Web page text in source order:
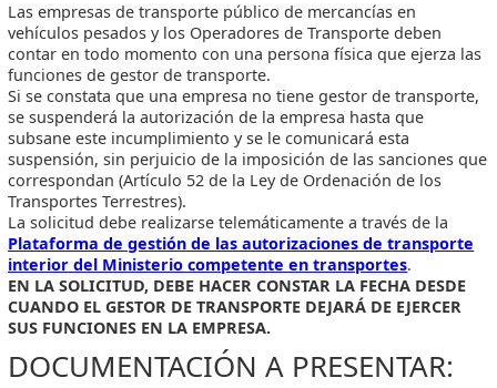
Las empresas de transporte público de mercancías en
vehículos pesados y los Operadores de Transporte deben
contar en todo momento con una persona física que ejerza las
funciones de gestor de transporte.
Si se constata que una empresa no tiene gestor de transporte,
se suspenderá la autorización de la empresa hasta que
subsane este incumplimiento y se le comunicará esta
suspensión, sin perjuicio de la imposición de las sanciones que
correspondan (Artículo 52 de la Ley de Ordenación de los
Transportes Terrestres).
La solicitud debe realizarse telemáticamente a través de la
Plataforma de gestión de las autorizaciones de transporte
interior del Ministerio competente en transportes.
EN LA SOLICITUD, DEBE HACER CONSTAR LA FECHA DESDE
CUANDO EL GESTOR DE TRANSPORTE DEJARÁ DE EJERCER
SUS FUNCIONES EN LA EMPRESA.
DOCUMENTACIÓN A PRESENTAR: